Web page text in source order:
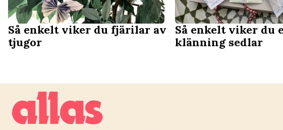
Så enkelt viker du fjärilar av
tjugor
Så enkelt viker du
klänning sedlar